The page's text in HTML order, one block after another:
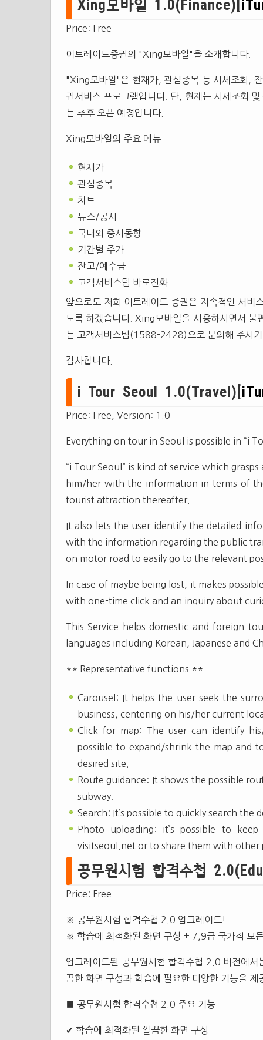
Xing모바일 1.0(Finance)[
Price: Free
이트레이드증권의 "Xing모바일"을 소개합니다.
"Xing모바일"은 현재가, 관심종목 등 시세조회,
권서비스 프로그램입니다. 단, 현재는 시세조회
는 추후 오픈 예정입니다.
Xing모바일의 주요 메뉴
현재가
관심종목
차트
뉴스/공시
국내외 증시동향
기간별 주가
잔고/예수금
고객서비스팀 바로전화
앞으로도 저희 이트레이드 증권은 지속적인 서비
도록 하겠습니다. Xing모바일을 사용하시면서
는 고객서비스팀(1588-2428)으로 문의해 주시
감사합니다.
i Tour Seoul 1.0(Travel)[
Price: Free, Version: 1.0
Everything on tour in Seoul is possible in “i
“i Tour Seoul” is kind of service which
him/her with the information in terms of
tourist attraction thereafter.
It also lets the user identify the detailed
with the information regarding the public
on motor road to easily go to the relevant
In case of maybe being lost, it makes
with one-time click and an inquiry about
This Service helps domestic and foreign
languages including Korean, Japanese and
** Representative functions **
Carousel: It helps the user seek the
business, centering on his/her current
Click for map: The user can identify
possible to expand/shrink the map and
desired site.
Route guidance: It shows the possible
subway.
Search: It’s possible to quickly search the
Photo uploading: it’s possible to
visitseoul.net or to share them with other
공무원시험 합격수첩
Price: Free
※ 공무원시험 합격수첩 2.0 업그레이드!
※ 학습에 최적화된 화면 구성 + 7,9급 국가직 모
업그레이드된 공무원시험 합격수첩 2.0 버전에
끔한 화면 구성과 학습에 필요한 다양한 기능을
■ 공무원시험 합격수첩 2.0 주요 기능
✔ 학습에 최적화된 깔끔한 화면 구성